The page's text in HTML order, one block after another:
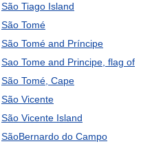
São Tiago Island
São Tomé
São Tomé and Príncipe
Sao Tome and Principe, flag of
São Tomé, Cape
São Vicente
São Vicente Island
SãoBernardo do Campo